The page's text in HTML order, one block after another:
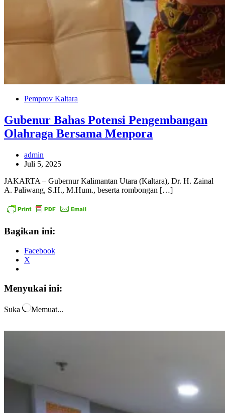
Pemprov Kaltara
Gubenur Bahas Potensi Pengembangan
Olahraga Bersama Menpora
admin
Juli 5, 2025
JAKARTA – Gubernur Kalimantan Utara (Kaltara), Dr. H. Zainal
A. Paliwang, S.H., M.Hum., beserta rombongan […]
Bagikan ini:
Facebook
X
Menyukai ini:
Suka Memuat...